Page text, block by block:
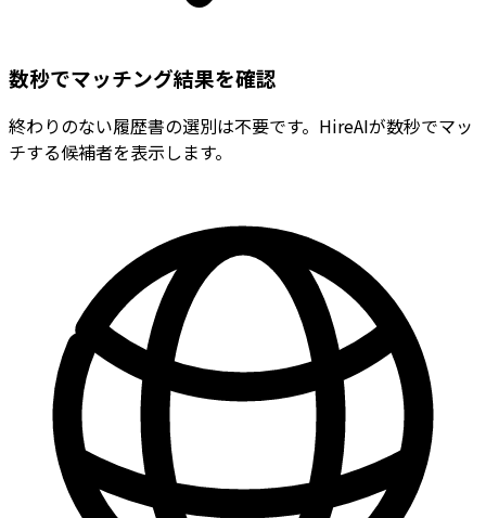
数秒でマッチング結果を確認
終わりのない履歴書の選別は不要です。HireAIが数秒でマッ
チする候補者を表示します。